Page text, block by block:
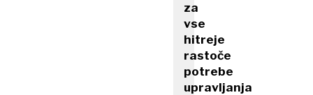
za
vse
hitreje
rastoče
potrebe
upravljanja